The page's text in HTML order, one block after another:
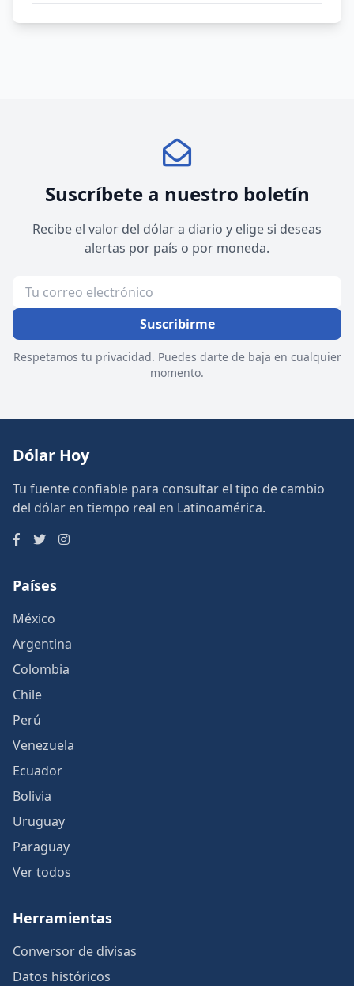
Suscríbete a nuestro boletín
Recibe el valor del dólar a diario y elige si deseas
alertas por país o por moneda.
Suscribirme
Respetamos tu privacidad. Puedes darte de baja en cualquier
momento.
Dólar Hoy
Tu fuente confiable para consultar el tipo de cambio
del dólar en tiempo real en Latinoamérica.
Países
México
Argentina
Colombia
Chile
Perú
Venezuela
Ecuador
Bolivia
Uruguay
Paraguay
Ver todos
Herramientas
Conversor de divisas
Datos históricos